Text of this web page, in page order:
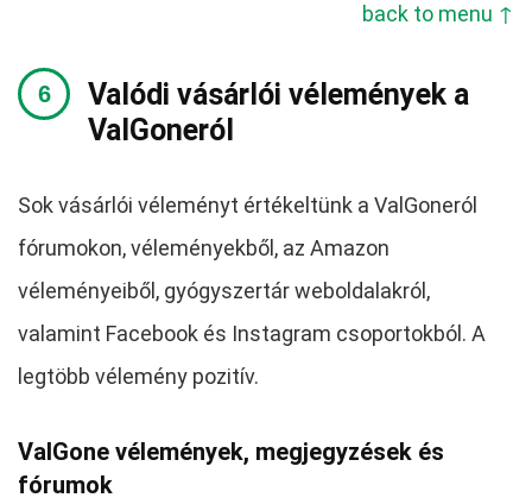
back to menu ↑
Valódi vásárlói vélemények a
ValGoneról
Sok vásárlói véleményt értékeltünk a ValGoneról
fórumokon, véleményekből, az Amazon
véleményeiből, gyógyszertár weboldalakról,
valamint Facebook és Instagram csoportokból. A
legtöbb vélemény pozitív.
ValGone vélemények, megjegyzések és
fórumok